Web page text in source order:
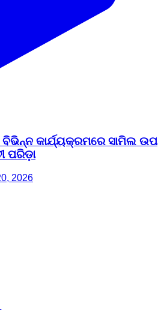
ବିଭିନ୍ନ କାର୍ଯ୍ୟକ୍ରମରେ ସାମିଲ ଉପ
ପରିଡ଼ା
2026